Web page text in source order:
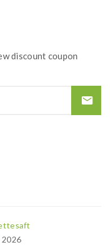
discount coupon
Judi Online